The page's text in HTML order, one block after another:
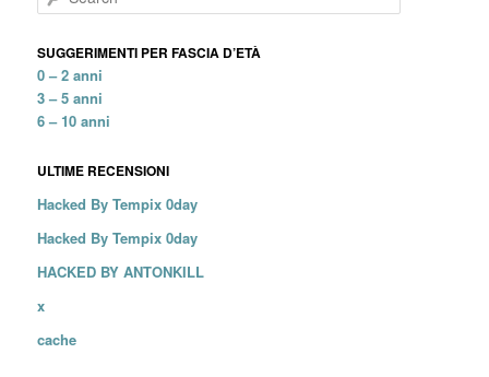
SUGGERIMENTI PER FASCIA D’ETÀ
0 – 2 anni
3 – 5 anni
6 – 10 anni
ULTIME RECENSIONI
Hacked By Tempix 0day
Hacked By Tempix 0day
HACKED BY ANTONKILL
x
cache